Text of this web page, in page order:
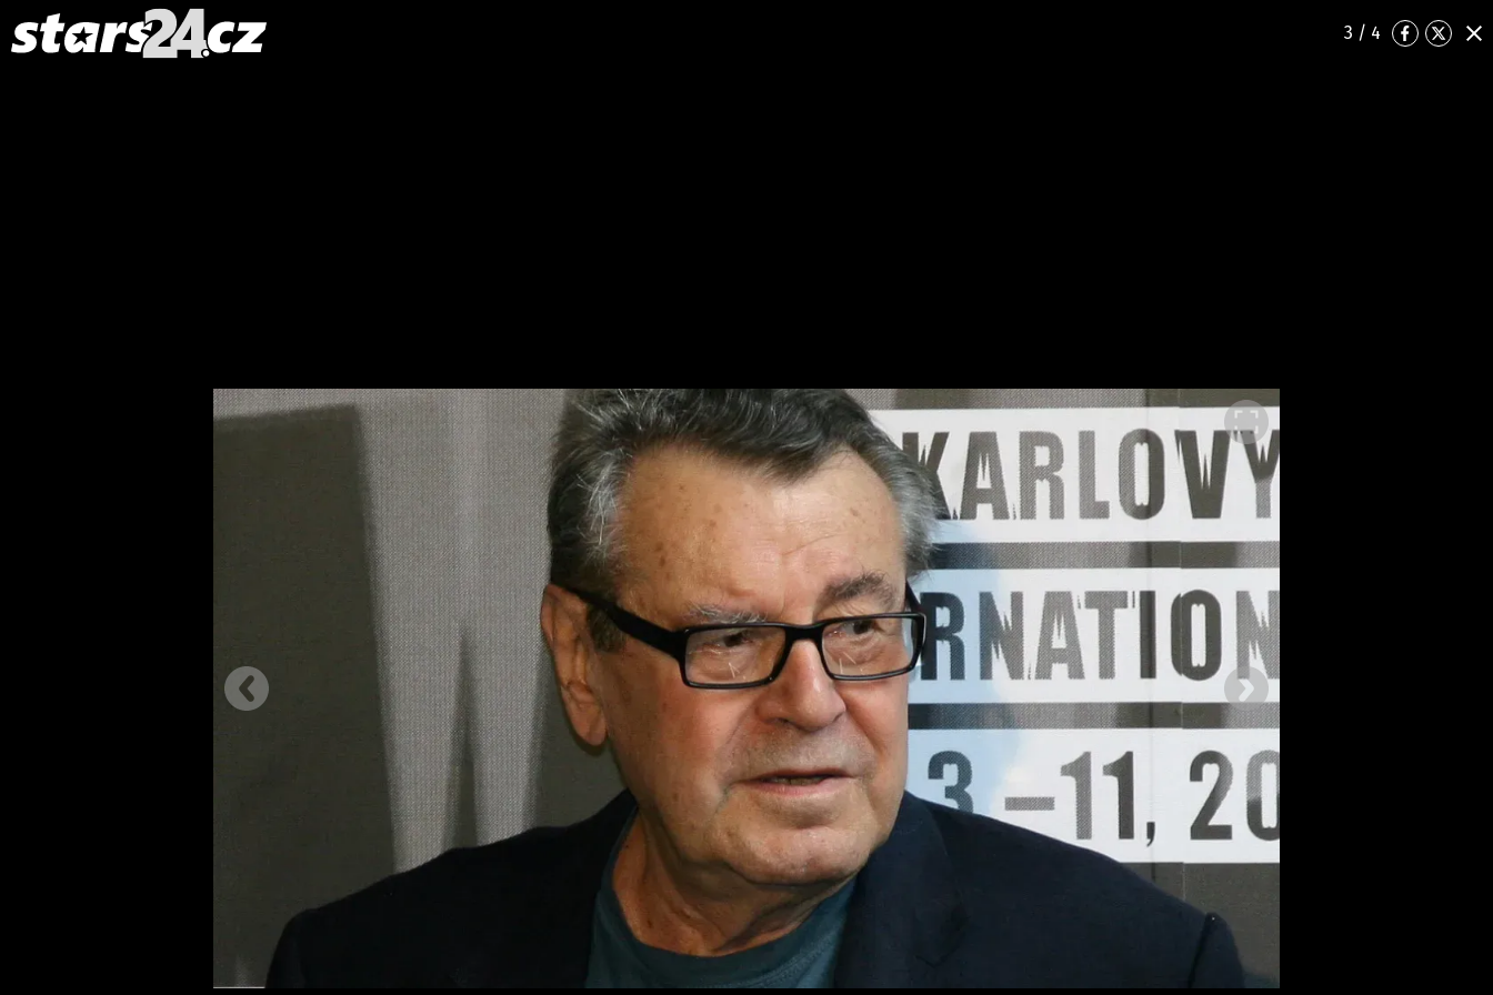
3 / 4
Následující